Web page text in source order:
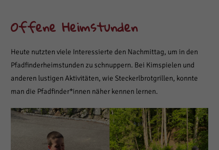
Offene Heimstunden
Heute nutzten viele Interessierte den Nachmittag, um in den
Pfadfinderheimstunden zu schnuppern. Bei Kimspielen und
anderen lustigen Aktivitäten, wie Steckerlbrotgrillen, konnte
man die Pfadfinder*innen näher kennen lernen.